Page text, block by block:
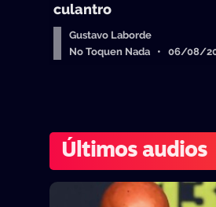
culantro
Gustavo Laborde
No Toquen Nada • 06/08/
Últimos audios